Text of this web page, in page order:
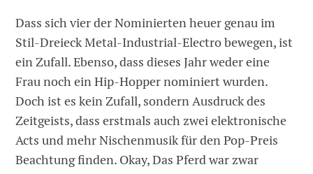
Dass sich vier der Nominierten heuer genau im
Stil-Dreieck Metal-Industrial-Electro bewegen, ist
ein Zufall. Ebenso, dass dieses Jahr weder eine
Frau noch ein Hip-Hopper nominiert wurden.
Doch ist es kein Zufall, sondern Ausdruck des
Zeitgeists, dass erstmals auch zwei elektronische
Acts und mehr Nischenmusik für den Pop-Preis
Beachtung finden. Okay, Das Pferd war zwar